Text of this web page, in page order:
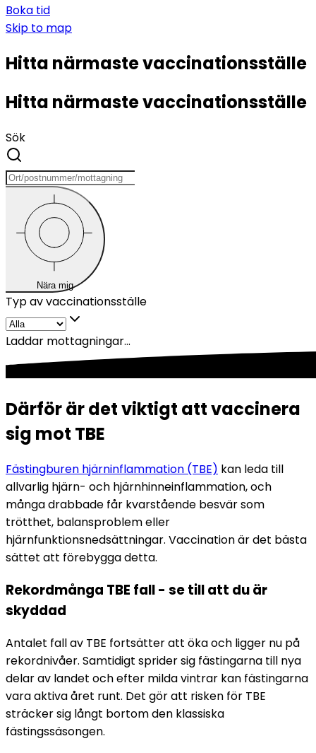
Boka tid
Skip to map
Hitta närmaste vaccinationsställe
Hitta närmaste vaccinationsställe
Sök
Nära mig
Typ av vaccinationsställe
Laddar mottagningar...
Därför är det viktigt att vaccinera
sig mot TBE
Fästingburen hjärninflammation (TBE) kan leda till
allvarlig hjärn- och hjärnhinneinflammation, och
många drabbade får kvarstående besvär som
trötthet, balansproblem eller
hjärnfunktionsnedsättningar. Vaccination är det bästa
sättet att förebygga detta.
Rekordmånga TBE fall - se till att du är
skyddad
Antalet fall av TBE fortsätter att öka och ligger nu på
rekordnivåer. Samtidigt sprider sig fästingarna till nya
delar av landet och efter milda vintrar kan fästingarna
vara aktiva året runt. Det gör att risken för TBE
sträcker sig långt bortom den klassiska
fästingssäsongen.